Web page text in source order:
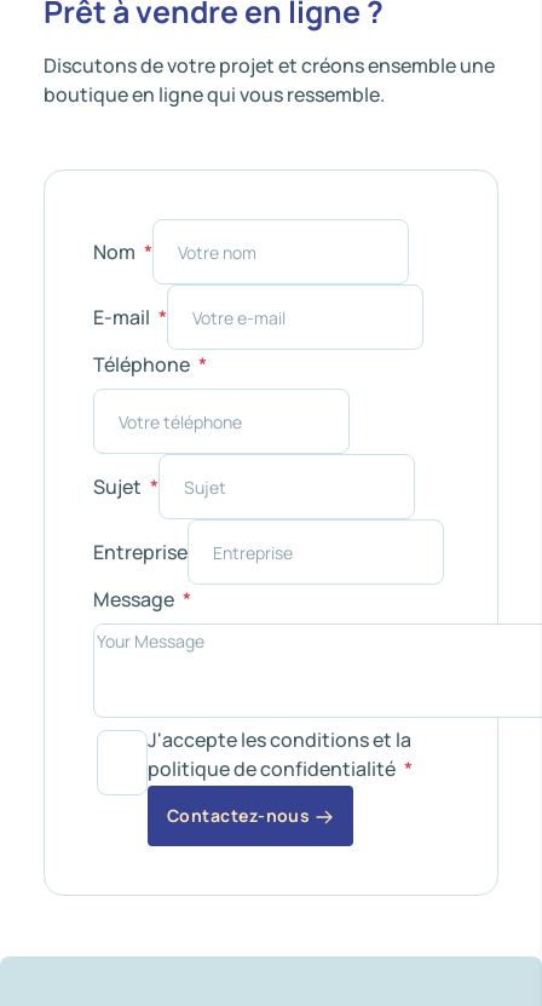
Prêt à vendre en ligne ?
Discutons de votre projet et créons ensemble une
boutique en ligne qui vous ressemble.
Nom
E-mail
Téléphone
Sujet
Entreprise
Message
J'accepte les conditions et la
politique de confidentialité
Contactez-nous